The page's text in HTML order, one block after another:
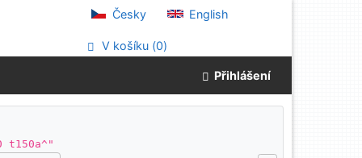
Česky English
V košíku (0)
Přihlášení
t150a^"